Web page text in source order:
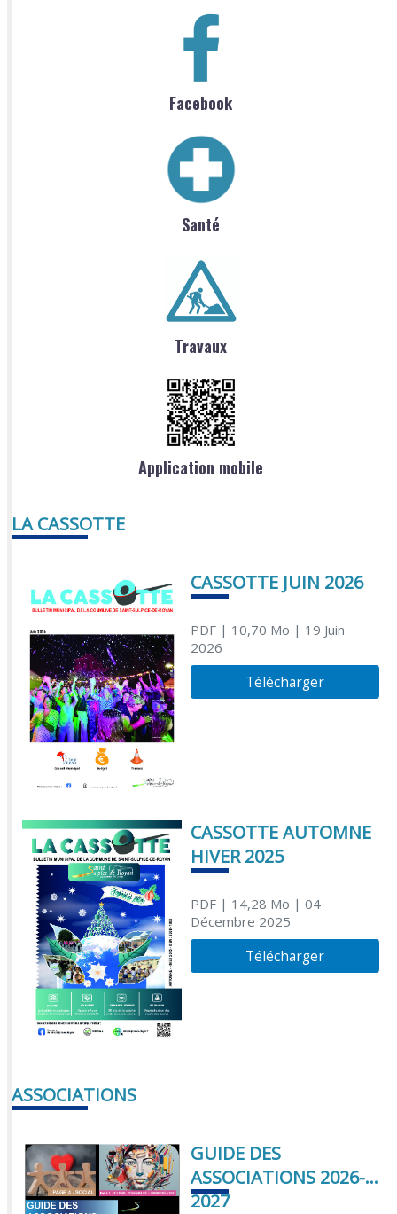
Facebook
Santé
Travaux
Application mobile
LA CASSOTTE
CASSOTTE JUIN 2026
PDF| 10,70 Mo | 19 Juin
2026
Télécharger
CASSOTTE AUTOMNE
HIVER 2025
PDF| 14,28 Mo | 04
Décembre 2025
Télécharger
ASSOCIATIONS
GUIDE DES
ASSOCIATIONS 2026-
2027